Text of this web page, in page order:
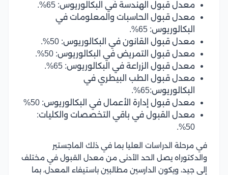
معدل قبول الهندسة في البكالوريوس: 65%.
معدل قبول الحاسبات والمعلومات في
البكالوريوس: 65%.
معدل قبول القانون في البكالوريوس: 50%.
معدل قبول التمريض في البكالوريوس: 50%.
معدل قبول الزراعة في البكالوريوس: 65%.
معدل قبول الطب البيطري في
البكالوريوس:65%.
معدل قبول إدارة الأعمال في البكالوريوس: 50%
معدل القبول في باقي التخصصات والكليات:
50%.
في مرحلة الدراسات العليا بما في ذلك الماجستير
والدكتوراه يصل الحد الأدنى من معدل القبول في مختلف
إلى جيد، ويكون الدارسين مطالبين باستيفاء المعدل، بما